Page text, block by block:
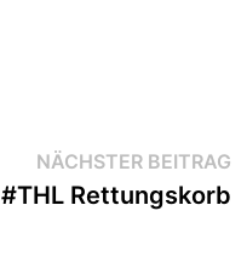
NÄCHSTER BEITRAG
#THL Rettungskorb